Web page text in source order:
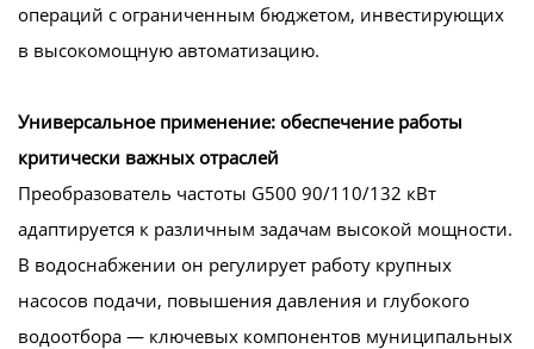
операций с ограниченным бюджетом, инвестирующих
в высокомощную автоматизацию.
Универсальное применение: обеспечение работы
критически важных отраслей
Преобразователь частоты G500 90/110/132 кВт
адаптируется к различным задачам высокой мощности.
В водоснабжении он регулирует работу крупных
насосов подачи, повышения давления и глубокого
водоотбора — ключевых компонентов муниципальных